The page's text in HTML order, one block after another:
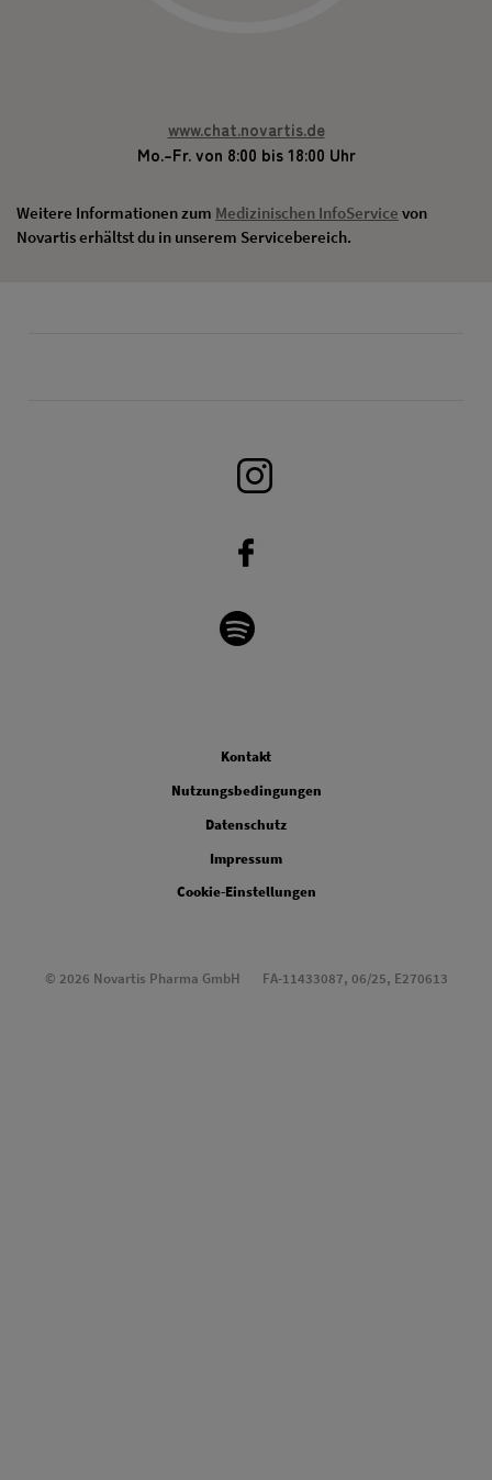
www.chat.novartis.de
Mo.–Fr. von 8:00 bis 18:00 Uhr
Weitere Informationen zum Medizinischen InfoService von
Novartis erhältst du in unserem Servicebereich.
Kontakt
Nutzungsbedingungen
Datenschutz
Impressum
Cookie-Einstellungen
© 2026 Novartis Pharma GmbH FA-11433087, 06/25, E270613